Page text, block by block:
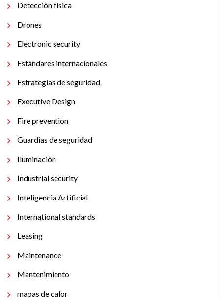
Detección física
Drones
Electronic security
Estándares internacionales
Estrategias de seguridad
Executive Design
Fire prevention
Guardias de seguridad
Iluminación
Industrial security
Inteligencia Artificial
International standards
Leasing
Maintenance
Mantenimiento
mapas de calor